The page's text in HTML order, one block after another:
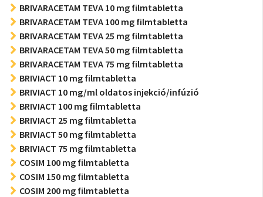
BRIVARACETAM TEVA 10 mg filmtabletta
BRIVARACETAM TEVA 100 mg filmtabletta
BRIVARACETAM TEVA 25 mg filmtabletta
BRIVARACETAM TEVA 50 mg filmtabletta
BRIVARACETAM TEVA 75 mg filmtabletta
BRIVIACT 10 mg filmtabletta
BRIVIACT 10 mg/ml oldatos injekció/infúzió
BRIVIACT 100 mg filmtabletta
BRIVIACT 25 mg filmtabletta
BRIVIACT 50 mg filmtabletta
BRIVIACT 75 mg filmtabletta
COSIM 100 mg filmtabletta
COSIM 150 mg filmtabletta
COSIM 200 mg filmtabletta